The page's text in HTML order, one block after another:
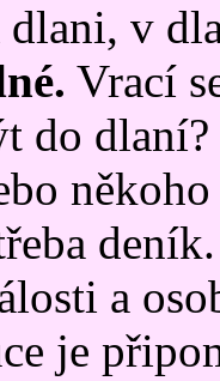
dlani, v
Vrací
do
a
je